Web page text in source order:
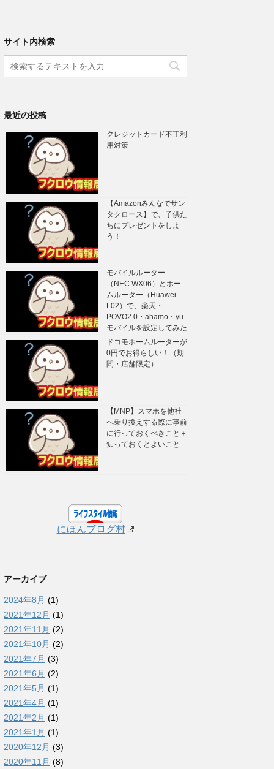
サイト内検索
最近の投稿
クレジットカード不正利
用対策
【Amazonみんなでサン
タクロース】で、子供た
ちにプレゼントをしよ
う！
モバイルルーター
（NEC WX06）とホー
ムルーター（Huawei
L02）で、楽天・
POVO2.0・ahamo・yu
モバイルを設定してみた
ドコモホームルーターが
0円でお得らしい！（期
間・店舗限定）
【MNP】スマホを他社
へ乗り換えする際に事前
に行っておくべきこと＋
知っておくとよいこと
にほんブログ村
アーカイブ
2024年8月 (1)
2021年12月 (1)
2021年11月 (2)
2021年10月 (2)
2021年7月 (3)
2021年6月 (2)
2021年5月 (1)
2021年4月 (1)
2021年2月 (1)
2021年1月 (1)
2020年12月 (3)
2020年11月 (8)